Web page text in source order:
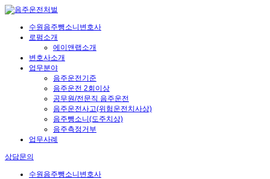
수원음주뺑소니변호사
로펌소개
에이앤랩소개
변호사소개
업무분야
음주운전기준
음주운전 2회이상
공무원/전문직 음주운전
음주운전사고(위험운전치사상)
음주뺑소니(도주치상)
음주측정거부
업무사례
상담문의
수원음주뺑소니변호사